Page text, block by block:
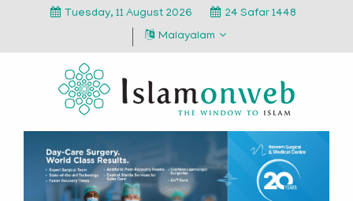
Tuesday, 11 August 2026
24 Safar 1448
Malayalam